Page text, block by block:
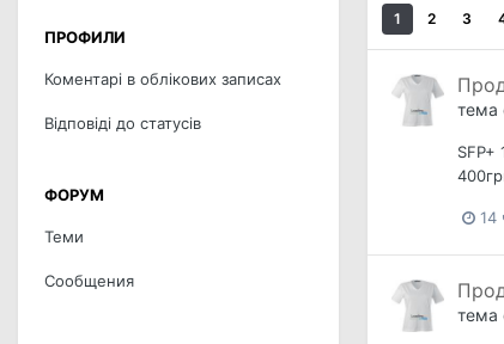
ПРОФИЛИ
Коментарі в облікових записах
Відповіді до статусів
ФОРУМ
Теми
Сообщения
1 2 3
тема
SFP+
14
тема